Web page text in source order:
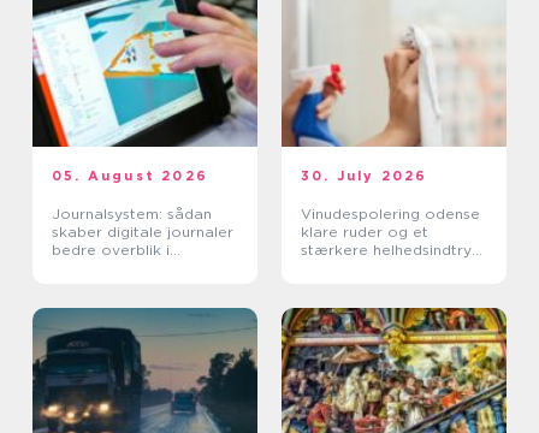
05. August 2026
Journalsystem: sådan
skaber digitale journaler
bedre overblik i
30. July 2026
Vinudespolering odense
klare ruder og et
stærkere helhedsindtryk